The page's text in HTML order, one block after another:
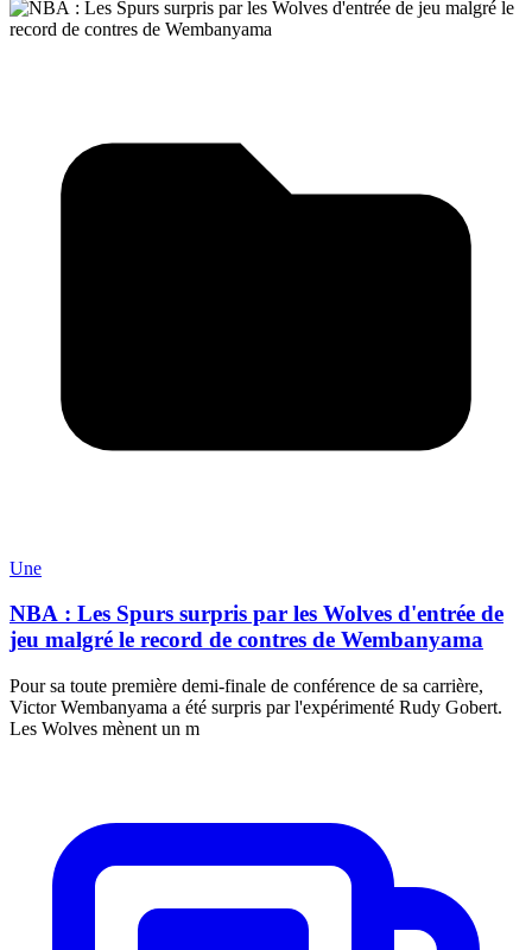
Une
NBA : Les Spurs surpris par les Wolves d'entrée de
jeu malgré le record de contres de Wembanyama
Pour sa toute première demi-finale de conférence de sa carrière,
Victor Wembanyama a été surpris par l'expérimenté Rudy Gobert.
Les Wolves mènent un m